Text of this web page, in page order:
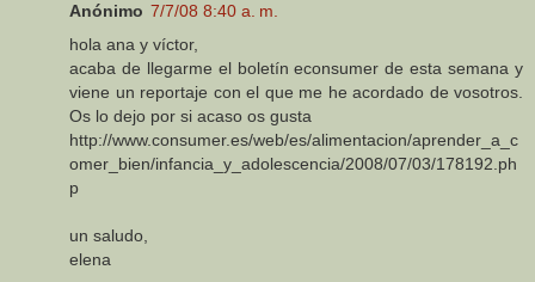
Anónimo 7/7/08 8:40 a. m.
hola ana y víctor,
acaba de llegarme el boletín econsumer de esta semana y
viene un reportaje con el que me he acordado de vosotros.
Os lo dejo por si acaso os gusta
http://www.consumer.es/web/es/alimentacion/aprender_a_c
omer_bien/infancia_y_adolescencia/2008/07/03/178192.ph
p
un saludo,
elena